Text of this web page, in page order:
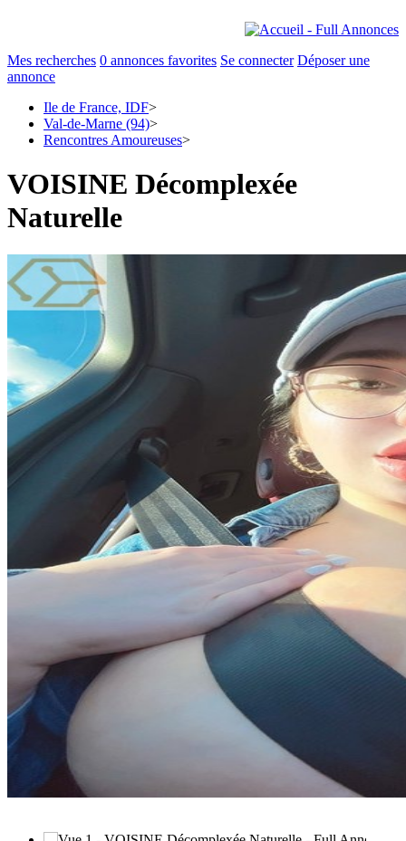
Mes recherches 0 annonces favorites Se connecter Déposer une
annonce
Ile de France, IDF>
Val-de-Marne (94)>
Rencontres Amoureuses>
VOISINE Décomplexée
Naturelle